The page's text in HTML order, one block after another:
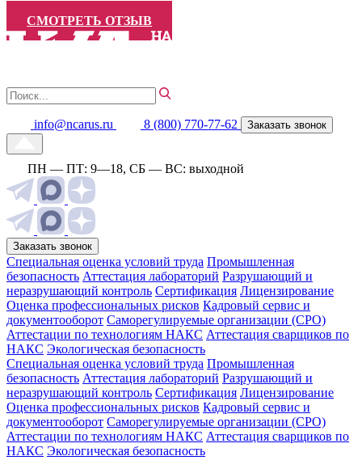
СМОТРЕТЬ ОТЗЫВ
info@ncarus.ru 8 (800) 770-77-62 Заказать звонок
ПН — ПТ: 9—18, СБ — ВС: выходной
Заказать звонок
Специальная оценка условий труда Промышленная
безопасность Аттестация лабораторий Разрушающий и
неразрушающий контроль Сертификация Лицензирование
Оценка профессиональных рисков Кадровый сервис и
документооборот Cаморегулируемые организации (СРО)
Аттестации по технологиям НАКС Аттестация сварщиков по
НАКС Экологическая безопасность
Специальная оценка условий труда Промышленная
безопасность Аттестация лабораторий Разрушающий и
неразрушающий контроль Сертификация Лицензирование
Оценка профессиональных рисков Кадровый сервис и
документооборот Cаморегулируемые организации (СРО)
Аттестации по технологиям НАКС Аттестация сварщиков по
НАКС Экологическая безопасность